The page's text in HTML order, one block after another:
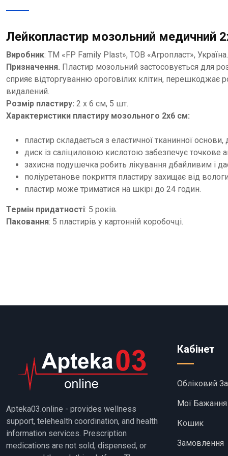
Лейкопластир мозольний медичний
Виробник: ТМ «FP Family Plast», ТОВ «Агропласт», Україна.
Призначення. Пластир мозольний застосовується для
сприяє відторгуванню ороговілих клітин, перешкоджає
видалений.
Розмір пластиру: 2 х 6 см, 5 шт.
Характеристики пластиру мозольного 2х6 см:
пластир складається з еластичної тканинної
диск із саліциловою кислотою забезпечує точкове
захисна подушечка робить лікування дбайливим і
поліуретанове покриття пластиру захищає від
пластир може триматися на шкірі до 24 годин.
Термін придатності: 5 років.
Паковання: 5 пластирів у картонній коробочці.
Apteka03.online - provides wellness
support, telehealth coordination, and health
information services. Prescription
medications are not sold, dispensed, or
Кабінет
Обліковий
Мої Бажання
Кошик
Замовлення